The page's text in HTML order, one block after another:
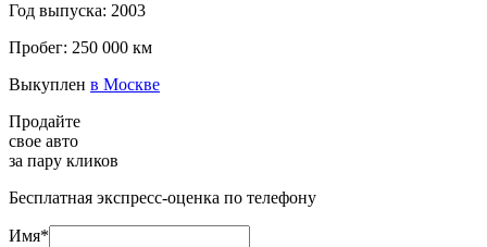
Год выпуска: 2003
Пробег: 250 000 км
Выкуплен в Москве
Продайте
свое авто
за пару кликов
Бесплатная экспресс-оценка по телефону
Имя*